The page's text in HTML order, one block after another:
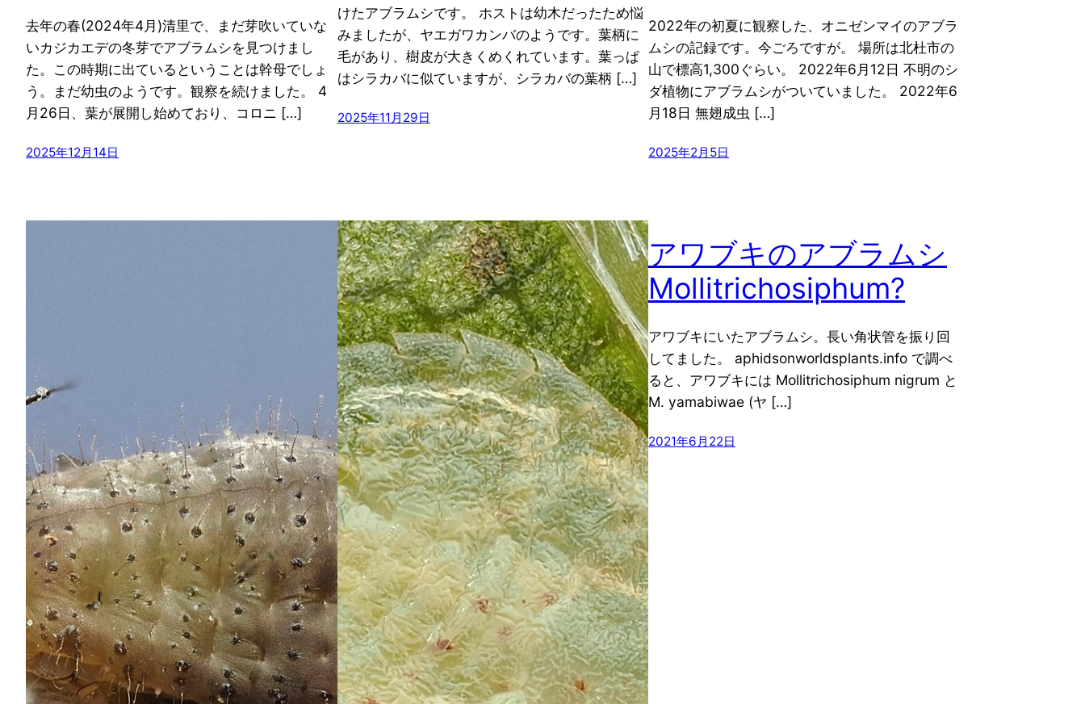
去年の春(2024年4月)清里で、まだ芽吹いていな
いカジカエデの冬芽でアブラムシを見つけまし
た。この時期に出ているということは幹母でしょ
う。まだ幼虫のようです。観察を続けました。 4
月26日、葉が展開し始めており、コロニ […]
2025年12月14日
けたアブラムシです。 ホストは幼木だったため悩
みましたが、ヤエガワカンバのようです。葉柄に
毛があり、樹皮が大きくめくれています。葉っぱ
はシラカバに似ていますが、シラカバの葉柄 […]
2025年11月29日
2022年の初夏に観察した、オニゼンマイのアブラ
ムシの記録です。今ごろですが。 場所は北杜市の
山で標高1,300ぐらい。 2022年6月12日 不明のシ
ダ植物にアブラムシがついていました。 2022年6
月18日 無翅成虫 […]
2025年2月5日
アワブキのアブラムシ
Mollitrichosiphum?
アワブキにいたアブラムシ。長い角状管を振り回
してました。 aphidsonworldsplants.info で調べ
ると、アワブキには Mollitrichosiphum nigrum と
M. yamabiwae (ヤ […]
2021年6月22日